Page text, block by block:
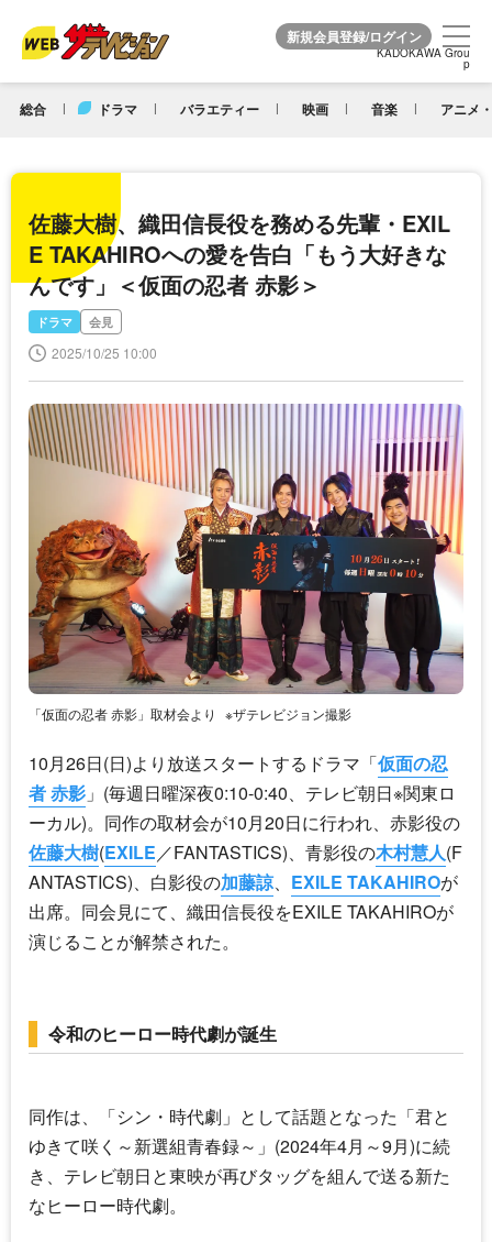
KADOKAWA Grou
p
総合 ドラマ バラエティー 映画 音楽 アニメ
KADOKAWA Grou
p
佐藤大樹、織田信長役を務める先輩・EXIL
E TAKAHIROへの愛を告白「もう大好きな
んです」＜仮面の忍者 赤影＞
ドラマ 会見
2025/10/25 10:00
「仮面の忍者 赤影」取材会より ※ザテレビジョン撮影
10月26日(日)より放送スタートするドラマ「仮面の忍
者 赤影 」(毎週日曜深夜0:10-0:40、テレビ朝日※関東ロ
ーカル)。同作の取材会が10月20日に行われ、赤影役の
佐藤大樹(EXILE／FANTASTICS)、青影役の木村慧人(F
ANTASTICS)、白影役の加藤諒、 EXILE TAKAHIROが
出席。同会見にて、織田信長役をEXILE TAKAHIROが
演じることが解禁された。
令和のヒーロー時代劇が誕生
同作は、「シン・時代劇」として話題となった「君と
ゆきて咲く～新選組青春録～」(2024年4月～9月)に続
き、テレビ朝日と東映が再びタッグを組んで送る新た
なヒーロー時代劇。